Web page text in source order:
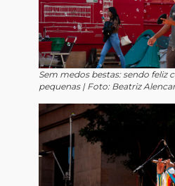
Sem medos bestas: sendo feliz
pequenas | Foto: Beatriz Alencar